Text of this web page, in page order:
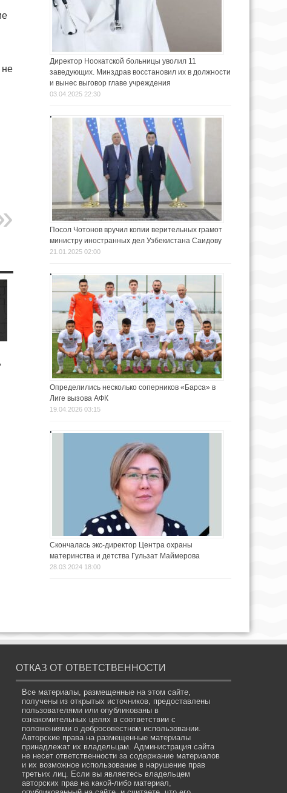
не
Директор Ноокатской больницы уволил 11
заведующих. Минздрав восстановил их в должности
и вынес выговор главе учреждения
03.04.2025 22:30
Посол Чотонов вручил копии верительных грамот
министру иностранных дел Узбекистана Саидову
21.01.2025 02:00
Определились несколько соперников «Барса» в
Лиге вызова АФК
19.04.2026 03:15
Скончалась экс-директор Центра охраны
материнства и детства Гульзат Маймерова
28.03.2024 18:00
ОТКАЗ ОТ ОТВЕТСТВЕННОСТИ
Все материалы, размещенные на этом сайте,
получены из открытых источников, предоставлены
пользователями или опубликованы в
ознакомительных целях в соответствии с
положениями о добросовестном использовании.
Авторские права на размещенные материалы
принадлежат их владельцам. Администрация сайта
не несет ответственности за содержание материалов
и их возможное использование в нарушение прав
третьих лиц. Если вы являетесь владельцем
авторских прав на какой-либо материал,